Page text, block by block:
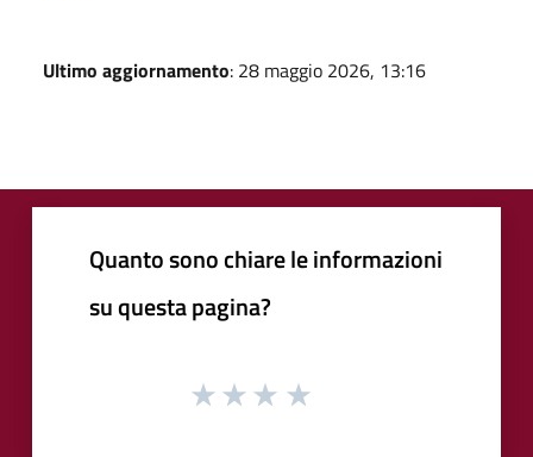
Ultimo aggiornamento: 28 maggio 2026, 13:16
Quanto sono chiare le informazioni
su questa pagina?